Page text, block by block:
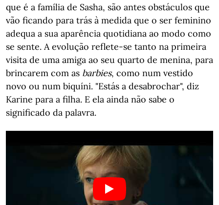
que é a família de Sasha, são antes obstáculos que
vão ficando para trás à medida que o ser feminino
adequa a sua aparência quotidiana ao modo como
se sente. A evolução reflete-se tanto na primeira
visita de uma amiga ao seu quarto de menina, para
brincarem com as barbies, como num vestido
novo ou num biquíni. "Estás a desabrochar", diz
Karine para a filha. E ela ainda não sabe o
significado da palavra.